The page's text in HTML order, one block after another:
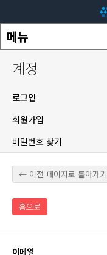
계정
로그인
회원가입
비밀번호 찾기
← 이전 페이지로 돌아가기
홈으로
이메일